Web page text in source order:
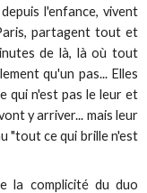
l'enfance, vivent
partagent tout et
de là, là où tout
qu'un pas... Elles
qui n'est pas le leur et
y arriver... mais leur
"tout ce qui brille n'est
la complicité du duo